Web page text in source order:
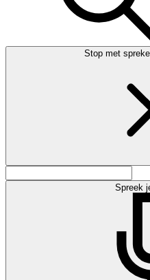
Stop met
Spreek